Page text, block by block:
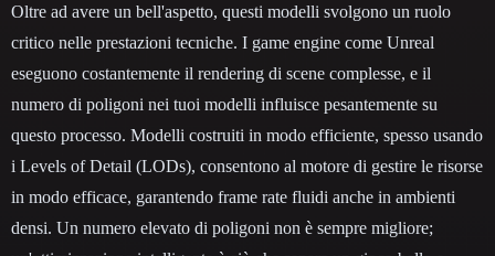
Oltre ad avere un bell'aspetto, questi modelli svolgono un ruolo
critico nelle prestazioni tecniche. I game engine come Unreal
eseguono costantemente il rendering di scene complesse, e il
numero di poligoni nei tuoi modelli influisce pesantemente su
questo processo. Modelli costruiti in modo efficiente, spesso usando
i Levels of Detail (LODs), consentono al motore di gestire le risorse
in modo efficace, garantendo frame rate fluidi anche in ambienti
densi. Un numero elevato di poligoni non è sempre migliore;